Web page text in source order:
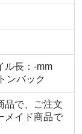
ル長：-mm
ンバック
品で、ご注文
メイド商品で